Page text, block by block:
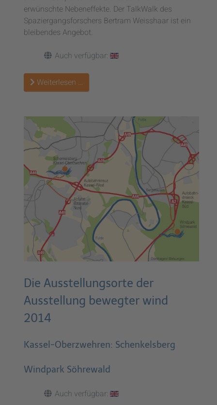
erwünschte Nebeneffekte. Der TalkWalk des
Spaziergangsforschers Bertram Weisshaar ist ein
bleibendes Angebot.
Auch verfügbar:
Weiterlesen …
Die Ausstellungsorte der
Ausstellung bewegter wind
2014
Kassel-Oberzwehren: Schenkelsberg
Windpark Söhrewald
Auch verfügbar: